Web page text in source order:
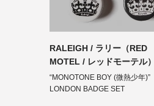
RALEIGH / ラリー（RED
MOTEL / レッドモーテル）
“MONOTONE BOY (微熱少年)”
LONDON BADGE SET